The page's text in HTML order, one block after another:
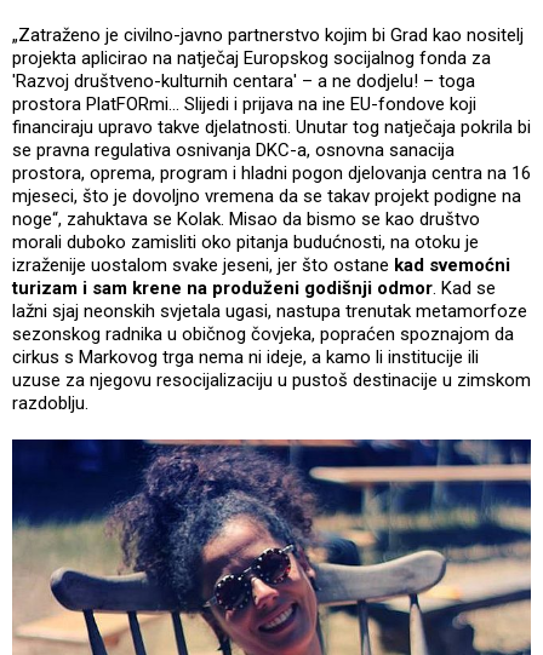
„Zatraženo je civilno-javno partnerstvo kojim bi Grad kao nositelj
projekta aplicirao na natječaj Europskog socijalnog fonda za
'Razvoj društveno-kulturnih centara' – a ne dodjelu! – toga
prostora PlatFORmi... Slijedi i prijava na ine EU-fondove koji
financiraju upravo takve djelatnosti. Unutar tog natječaja pokrila bi
se pravna regulativa osnivanja DKC-a, osnovna sanacija
prostora, oprema, program i hladni pogon djelovanja centra na 16
mjeseci, što je dovoljno vremena da se takav projekt podigne na
noge“, zahuktava se Kolak. Misao da bismo se kao društvo
morali duboko zamisliti oko pitanja budućnosti, na otoku je
izraženije uostalom svake jeseni, jer što ostane kad svemoćni
turizam i sam krene na produženi godišnji odmor. Kad se
lažni sjaj neonskih svjetala ugasi, nastupa trenutak metamorfoze
sezonskog radnika u običnog čovjeka, popraćen spoznajom da
cirkus s Markovog trga nema ni ideje, a kamo li institucije ili
uzuse za njegovu resocijalizaciju u pustoš destinacije u zimskom
razdoblju.